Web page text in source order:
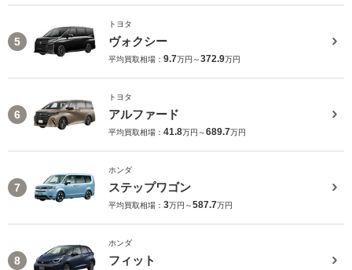
5
トヨタ
ヴォクシー
平均買取相場： 9.7万円～372.9万円
6
トヨタ
アルファード
平均買取相場： 41.8万円～689.7万円
7
ホンダ
ステップワゴン
平均買取相場： 3万円～587.7万円
8
ホンダ
フィット